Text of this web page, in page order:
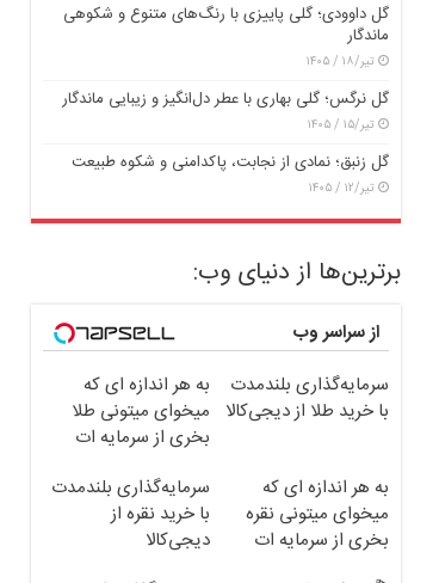
گل داوودی؛ گلی پاییزی با رنگ‌های متنوع و شکوهی
ماندگار
تیر/۱۸ / ۱۴۰۵
گل نرگس؛ گلی بهاری با عطر دل‌انگیز و زیبایی ماندگار
تیر/۱۵ / ۱۴۰۵
گل زنبق؛ نمادی از نجابت، پاکدامنی و شکوه طبیعت
تیر/۱۲ / ۱۴۰۵
برترین‌ها از دنیای وب:
از سراسر وب
سرمایه‌گذاری بلندمدت
با خرید طلا از دیجی‌کالا
به هر اندازه ای که
میخوای میتونی طلا
بخری از سرمایه ات
به هر اندازه ای که
میخوای میتونی نقره
بخری از سرمایه ات
سرمایه‌گذاری بلندمدت
با خرید نقره از
دیجی‌کالا